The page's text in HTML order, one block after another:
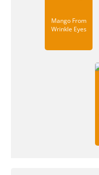
Mango From
Wrinkle Eyes